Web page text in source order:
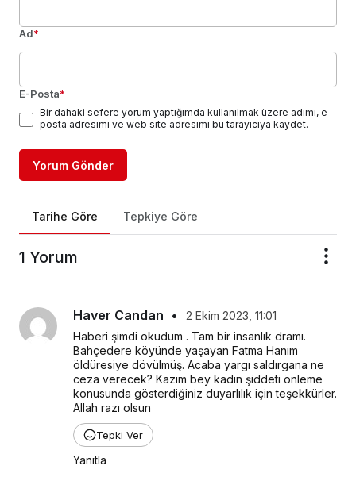
Ad*
E-Posta*
Bir dahaki sefere yorum yaptığımda kullanılmak üzere adımı, e-
posta adresimi ve web site adresimi bu tarayıcıya kaydet.
Yorum Gönder
Tarihe Göre Tepkiye Göre
1 Yorum
Haver Candan •
2 Ekim 2023, 11:01
Haberi şimdi okudum . Tam bir insanlık dramı.
Bahçedere köyünde yaşayan Fatma Hanım
öldüresiye dövülmüş. Acaba yargı saldırgana ne
ceza verecek? Kazım bey kadın şiddeti önleme
konusunda gösterdiğiniz duyarlılık için teşekkürler.
Allah razı olsun
Tepki Ver
Yanıtla